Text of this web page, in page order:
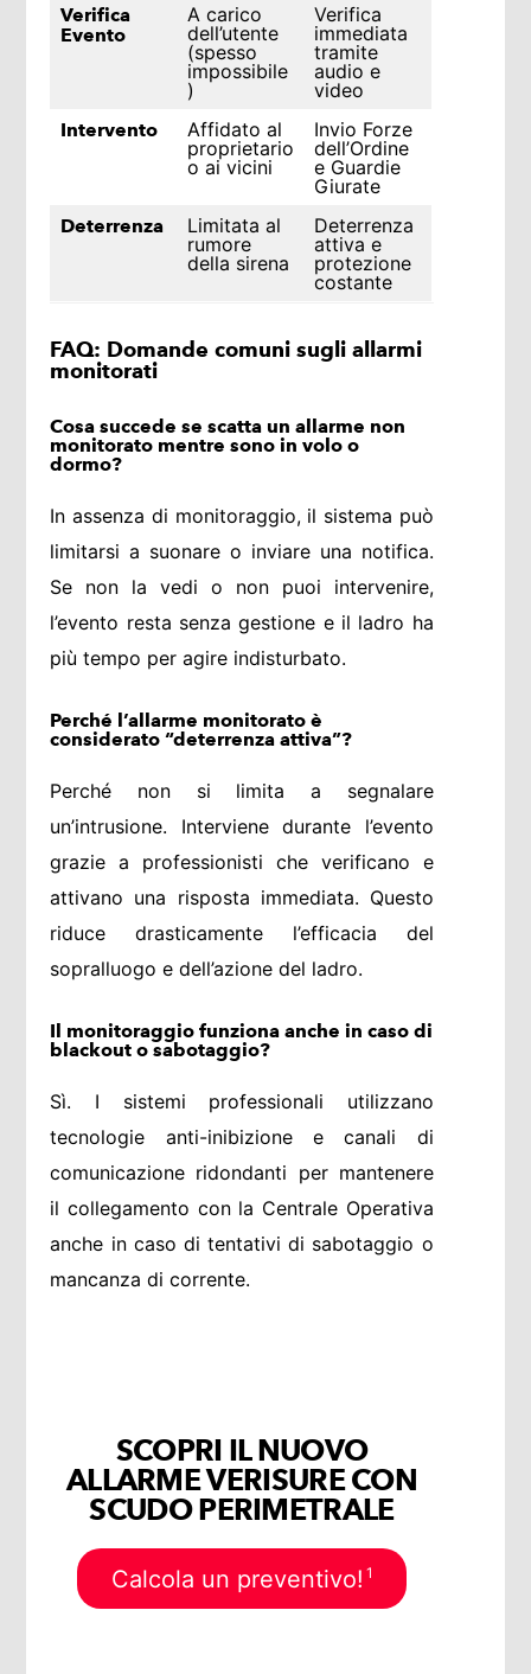
Verifica
Evento
A carico
dell’utente
(spesso
impossibile
)
Verifica
immediata
tramite
audio e
video
Intervento
Affidato al
proprietario
o ai vicini
Invio Forze
dell’Ordine
e Guardie
Giurate
Deterrenza
Limitata al
rumore
della sirena
Deterrenza
attiva e
protezione
costante
FAQ: Domande comuni sugli allarmi
monitorati
Cosa succede se scatta un allarme non
monitorato mentre sono in volo o
dormo?
In assenza di monitoraggio, il sistema può
limitarsi a suonare o inviare una notifica.
Se non la vedi o non puoi intervenire,
l’evento resta senza gestione e il ladro ha
più tempo per agire indisturbato.
Perché l’allarme monitorato è
considerato “deterrenza attiva”?
Perché non si limita a segnalare
un’intrusione. Interviene durante l’evento
grazie a professionisti che verificano e
attivano una risposta immediata. Questo
riduce drasticamente l’efficacia del
sopralluogo e dell’azione del ladro.
Il monitoraggio funziona anche in caso di
blackout o sabotaggio?
Sì. I sistemi professionali utilizzano
tecnologie anti-inibizione e canali di
comunicazione ridondanti per mantenere
il collegamento con la Centrale Operativa
anche in caso di tentativi di sabotaggio o
mancanza di corrente.
SCOPRI IL NUOVO
ALLARME VERISURE CON
SCUDO PERIMETRALE
Calcola un preventivo! 1